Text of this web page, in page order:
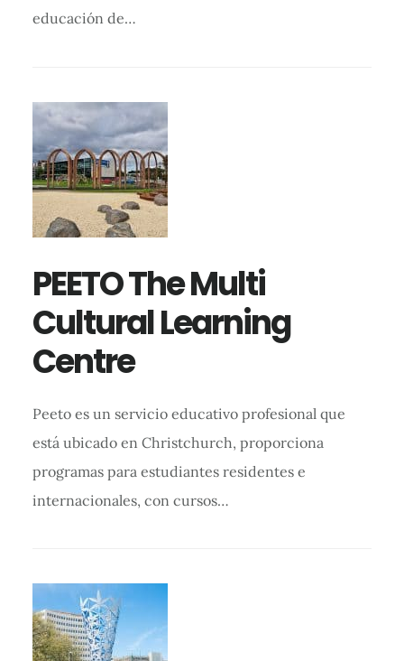
educación de…
PEETO The Multi
Cultural Learning
Centre
Peeto es un servicio educativo profesional que
está ubicado en Christchurch, proporciona
programas para estudiantes residentes e
internacionales, con cursos…